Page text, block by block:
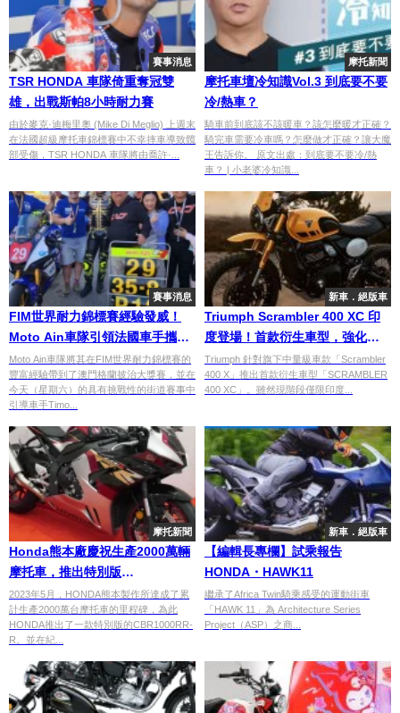
賽事消息
TSR HONDA 車隊倚重奪冠雙
雄，出戰斯帕8小時耐力賽
由於麥克·迪梅里奧 (Mike Di Meglio) 上週末
在法國超級摩托車錦標賽中不幸摔車導致髖
部受傷，TSR HONDA 車隊將由喬許·...
摩托新聞
摩托車壇冷知識Vol.3 到底要不要
冷/熱車？
騎車前到底該不該暖車？該怎麼暖才正確？
騎完車需要冷車嗎？怎麼做才正確？讓大魔
王告訴你。 原文出處：到底要不要冷/熱
車？ | 小老婆冷知識...
賽事消息
FIM世界耐力錦標賽經驗發威！
Moto Ain車隊引領法國車手攜手
征戰澳門
Moto Ain車隊將其在FIM世界耐力錦標賽的
豐富經驗帶到了澳門格蘭披治大獎賽，並在
今天（星期六）的具有挑戰性的街道賽事中
引導車手Timo...
新車．絕版車
Triumph Scrambler 400 XC 印
度登場！首款衍生車型，強化越
野風格
Triumph 針對旗下中量級車款「Scrambler
400 X」推出首款衍生車型「SCRAMBLER
400 XC」。雖然現階段僅限印度...
摩托新聞
Honda熊本廠慶祝生產2000萬輛
摩托車，推出特別版
CBR1000RR-R
2023年5月，HONDA熊本製作所達成了累
計生產2000萬台摩托車的里程碑，為此
HONDA推出了一款特別版的CBR1000RR-
R。並在紀...
新車．絕版車
【編輯長專欄】試乘報告
HONDA・HAWK11
繼承了Africa Twin騎乘感受的運動街車
「HAWK 11」為 Architecture Series
Project（ASP）之商...